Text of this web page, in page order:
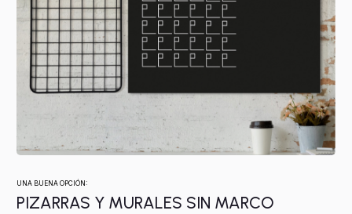
UNA BUENA OPCIÓN:
PIZARRAS Y MURALES SIN MARCO